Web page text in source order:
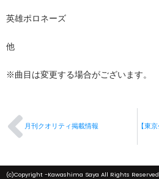
英雄ポロネーズ
他
※曲目は変更する場合がございます。
月刊クオリティ掲載情報
(c)Copyright -Kawashima Saya All Rights Reserved.